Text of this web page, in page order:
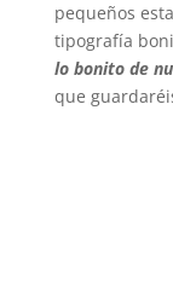
pequeños
tipografía
lo bonito de
que